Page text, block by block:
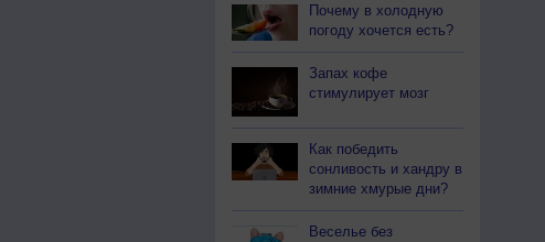
Почему в холодную
погоду хочется есть?
Запах кофе
стимулирует мозг
Как победить
сонливость и хандру в
зимние хмурые дни?
Веселье без